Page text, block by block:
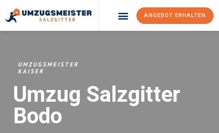
ANGEBOT ERHALTEN
UMZUGSMEISTER
KAISER
Umzug Salzgitter
Bodo